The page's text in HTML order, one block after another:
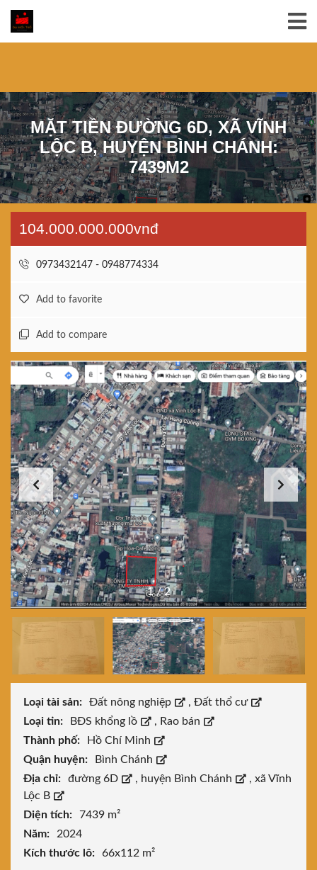
MẶT TIỀN ĐƯỜNG 6D, XÃ VĨNH
LỘC B, HUYỆN BÌNH CHÁNH:
7439M2
104.000.000.000vnđ
0973432147 - 0948774334
Add to favorite
Add to compare
1/2
Loại tài sản: Đất nông nghiệp , Đất thổ cư
Loại tin:
BĐS khổng lồ , Rao bán
Thành phố:
Hồ Chí Minh
Quận huyện:
Bình Chánh
Địa chỉ:
đường 6D , huyện Bình Chánh , xã Vĩnh
Lộc B
Diện tích:
7439 m²
Năm:
2024
Kích thước lô:
66x112 m²